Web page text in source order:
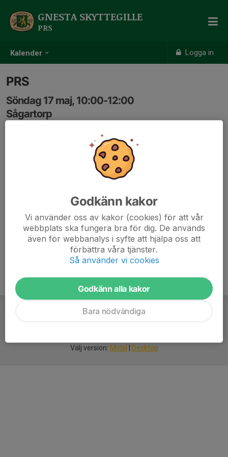
Kalender Logga in
GNESTA SKYTTEGILLE
PRS
PRS
Söndag 17 maj, 10:00-12:00
Sågartorp
Samling: 10:00, 300m skjuthall
Träning PRS-sektionen. Kom med inskjuten bössa för en
Välj version: Mobil Desktop
Godkänn kakor
Vi använder oss av kakor (cookies) för att vår
webbplats ska fungera bra för dig. De används
även för webbanalys i syfte att hjälpa oss att
förbättra våra tjänster.
Så använder vi cookies
Godkänn alla kakor
Bara nödvändiga